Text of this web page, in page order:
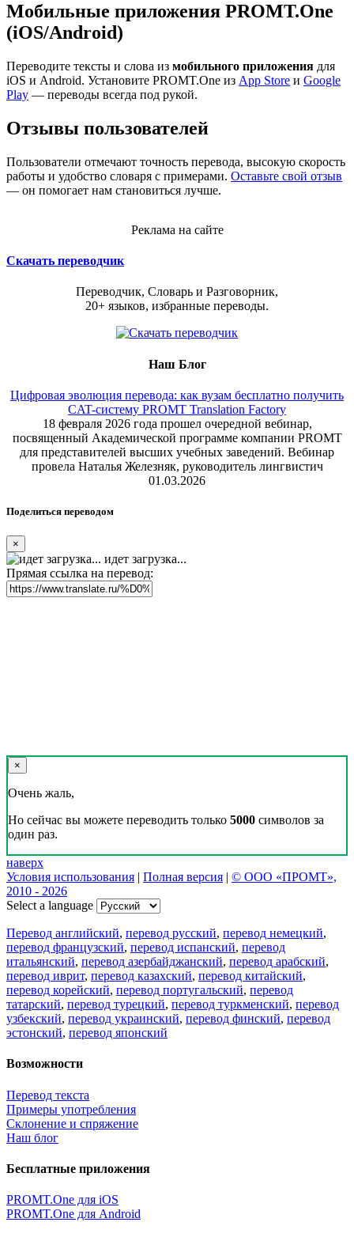
Мобильные приложения PROMT.One
(iOS/Android)
Переводите тексты и слова из мобильного приложения для
iOS и Android. Установите PROMT.One из App Store и Google
Play — переводы всегда под рукой.
Отзывы пользователей
Пользователи отмечают точность перевода, высокую скорость
работы и удобство словаря с примерами. Оставьте свой отзыв
— он помогает нам становиться лучше.
Реклама на сайте
Скачать переводчик
Переводчик, Словарь и Разговорник,
20+ языков, избранные переводы.
Наш Блог
Цифровая эволюция перевода: как вузам бесплатно получить
CAT-систему PROMT Translation Factory
18 февраля 2026 года прошел очередной вебинар,
посвященный Академической программе компании PROMT
для представителей высших учебных заведений. Вебинар
провела Наталья Железняк, руководитель лингвистич
01.03.2026
Поделиться переводом
×
идет загрузка...
Прямая ссылка на перевод:
×
Очень жаль,
Но сейчас вы можете переводить только 5000 символов за
один раз.
наверх
Условия использования | Полная версия | © ООО «ПРОМТ»,
2010 - 2026
Select a language
Перевод английский, перевод русский, перевод немецкий,
перевод французский, перевод испанский, перевод
итальянский, перевод азербайджанский, перевод арабский,
перевод иврит, перевод казахский, перевод китайский,
перевод корейский, перевод португальский, перевод
татарский, перевод турецкий, перевод туркменский, перевод
узбекский, перевод украинский, перевод финский, перевод
эстонский, перевод японский
Возможности
Перевод текста
Примеры употребления
Склонение и спряжение
Наш блог
Бесплатные приложения
PROMT.One для iOS
PROMT.One для Android